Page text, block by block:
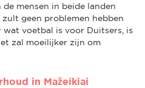
mensen in beide landen
geen problemen hebben
wat voetbal is voor Duitsers, is
zal moeilijker zijn om
in Mažeikiai